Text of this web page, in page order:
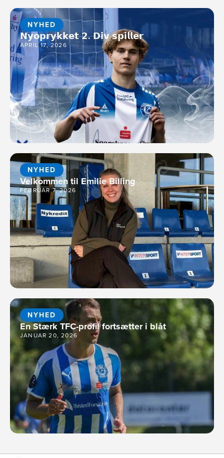
NYHED
𝗡𝘆𝗼𝗽𝗿𝘆𝗸𝗸𝗲𝘁 𝟮. 𝗗𝗶𝘃 𝘀𝗽𝗶𝗹𝗹𝗲𝗿
APRIL 17, 2026
NYHED
Velkommen til Emilie Billing
FEBRUAR 7, 2026
NYHED
En Stærk TFC-profil fortsætter i blåt
JANUAR 20, 2026